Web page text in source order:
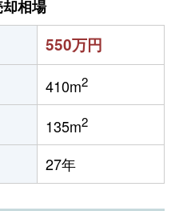
相場
550万円
410m2
135m2
27年